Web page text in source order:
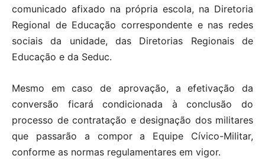
comunicado afixado na própria escola, na Diretoria
Regional de Educação correspondente e nas redes
sociais da unidade, das Diretorias Regionais de
Educação e da Seduc.
Mesmo em caso de aprovação, a efetivação da
conversão ficará condicionada à conclusão do
processo de contratação e designação dos militares
que passarão a compor a Equipe Cívico-Militar,
conforme as normas regulamentares em vigor.